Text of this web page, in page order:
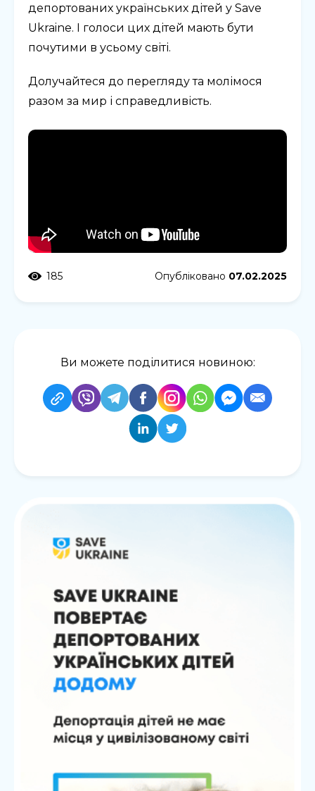
депортованих українських дітей у Save
Ukraine. І голоси цих дітей мають бути
почутими в усьому світі.
Долучайтеся до перегляду та молімося
разом за мир і справедливість.
185 Опубліковано 07.02.2025
Ви можете поділитися новиною: